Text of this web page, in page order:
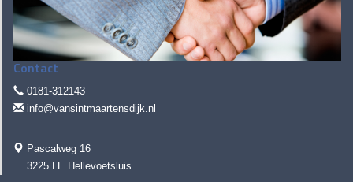
Contact
0181-312143
info@vansintmaartensdijk.nl
Pascalweg 16
3225 LE Hellevoetsluis